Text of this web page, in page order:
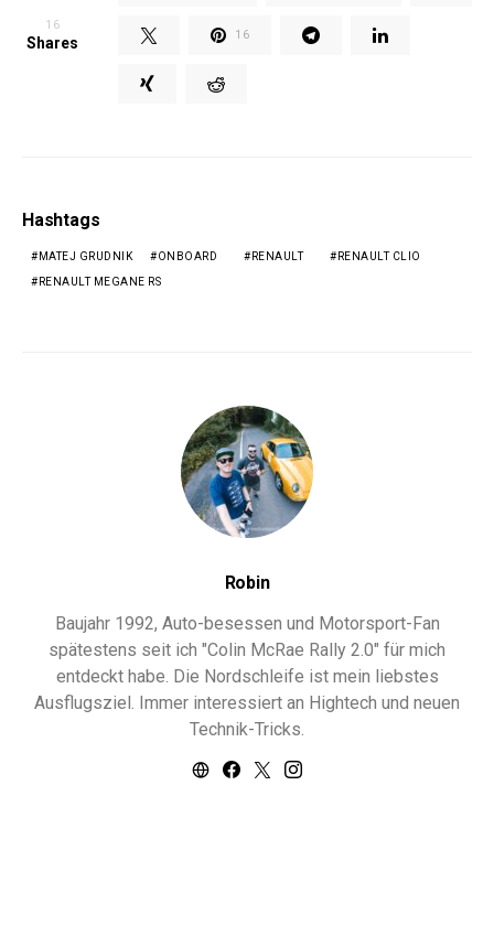
16
Shares 16
Hashtags
MATEJ GRUDNIK ONBOARD RENAULT RENAULT CLIO
RENAULT MEGANE RS
Robin
Baujahr 1992, Auto-besessen und Motorsport-Fan
spätestens seit ich "Colin McRae Rally 2.0" für mich
entdeckt habe. Die Nordschleife ist mein liebstes
Ausflugsziel. Immer interessiert an Hightech und neuen
Technik-Tricks.